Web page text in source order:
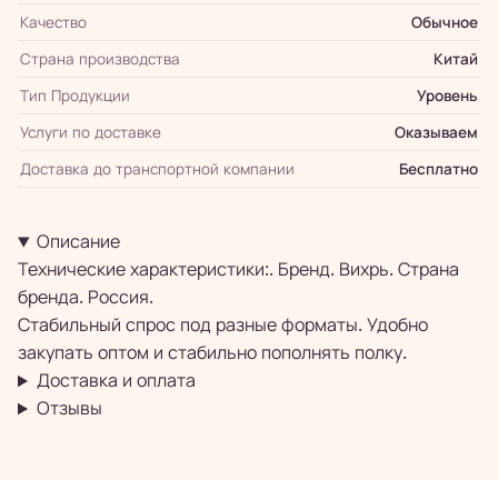
Качество
Обычное
Страна производства
Китай
Тип Продукции
Уровень
Услуги по доставке
Оказываем
Доставка до транспортной компании
Бесплатно
Описание
Технические характеристики:. Бренд. Вихрь. Страна
бренда. Россия.
Стабильный спрос под разные форматы. Удобно
закупать оптом и стабильно пополнять полку.
Доставка и оплата
Отзывы